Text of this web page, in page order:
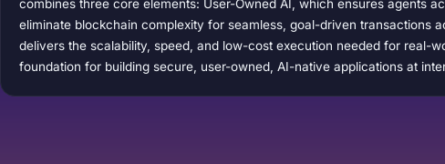
combines three core elements: User-Owned AI, which ensures agents
eliminate blockchain complexity for seamless, goal-driven transactions
delivers the scalability, speed, and low-cost execution needed for real-
foundation for building secure, user-owned, AI-native applications at